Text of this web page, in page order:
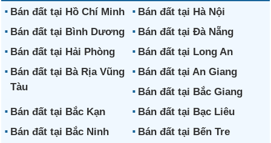
Bán đất tại Hồ Chí Minh
Bán đất tại Hà Nội
Bán đất tại Bình Dương
Bán đất tại Đà Nẵng
Bán đất tại Hải Phòng
Bán đất tại Long An
Bán đất tại Bà Rịa Vũng
Tàu
Bán đất tại An Giang
Bán đất tại Bắc Giang
Bán đất tại Bắc Kạn
Bán đất tại Bạc Liêu
Bán đất tại Bắc Ninh
Bán đất tại Bến Tre